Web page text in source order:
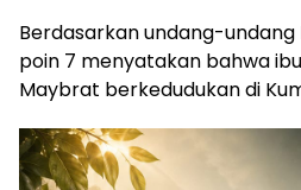
Berdasarkan undang-undang
poin 7 menyatakan bahwa
Maybrat berkedudukan di